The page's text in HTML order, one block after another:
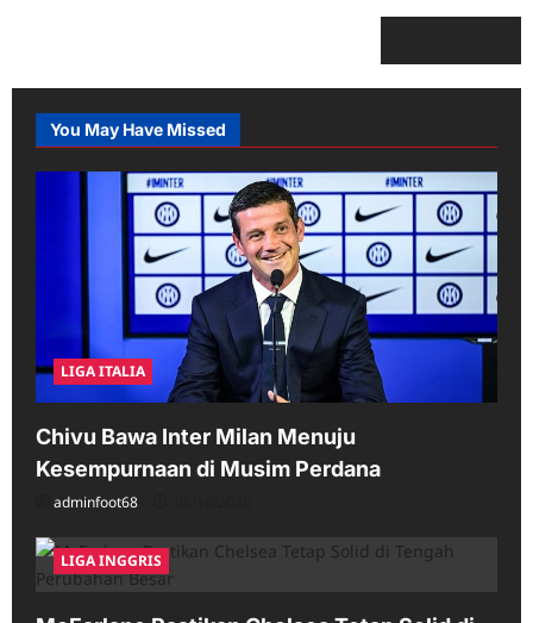
You May Have Missed
LIGA ITALIA
Chivu Bawa Inter Milan Menuju
Kesempurnaan di Musim Perdana
adminfoot68
LIGA INGGRIS